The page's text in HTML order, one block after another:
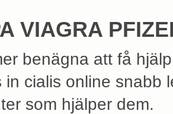
VIAGRA
benägna att få
in cialis online snabb
som hjälper dem.